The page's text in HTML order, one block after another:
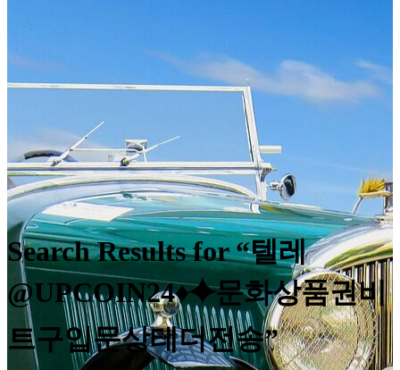
Search Results for “텔레
@UPCOIN24♦⯌문화상품권비
트구입문상테더전송”